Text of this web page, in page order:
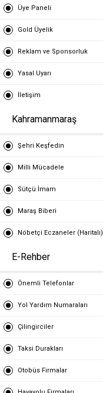
Üye Paneli
Gold Üyelik
Reklam ve Sponsorluk
Yasal Uyarı
İletişim
Kahramanmaraş
Şehri Keşfedin
Milli Mücadele
Sütçü İmam
Maraş Biberi
Nöbetçi Eczaneler (Haritalı)
E-Rehber
Önemli Telefonlar
Yol Yardım Numaraları
Çilingirciler
Taksi Durakları
Otobüs Firmalar